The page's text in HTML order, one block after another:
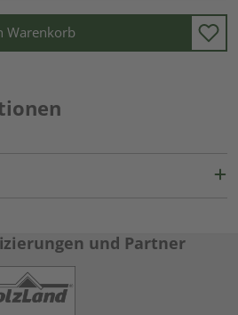
Warenkorb
und Partner